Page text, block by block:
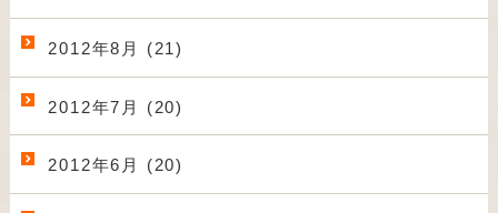
2012年8月 (21)
2012年7月 (20)
2012年6月 (20)